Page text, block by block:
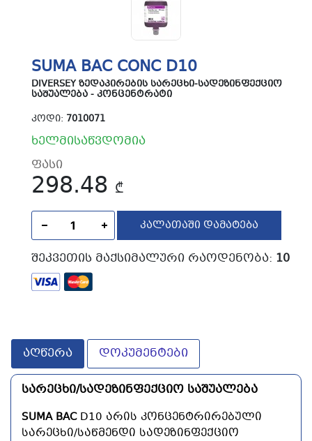
SUMA BAC CONC D10
DIVERSEY ᲖᲔᲓᲐᲞᲘᲠᲔᲑᲘᲡ ᲡᲐᲠᲔᲪᲮᲘ-ᲡᲐᲓᲔᲖᲘᲜᲤᲔᲥᲪᲘᲝ
ᲡᲐᲨᲣᲐᲚᲔᲑᲐ - ᲙᲝᲜᲪᲔᲜᲢᲠᲐᲢᲘ
ᲙᲝᲓᲘ: 7010071
ხელმისაწვდომია
ფასი
298.48 ₾
ᲙᲐᲚᲐᲗᲐᲨᲘ ᲓᲐᲛᲐᲢᲔᲑᲐ
ᲨᲔᲙᲕᲔᲗᲘᲡ ᲛᲐᲥᲡᲘᲛᲐᲚᲣᲠᲘ ᲠᲐᲝᲓᲔᲜᲝᲑᲐ: 10
აღწერა დოკუმენტები
ᲡᲐᲠᲔᲪᲮᲘ/ᲡᲐᲓᲔᲖᲘᲜᲤᲔᲥᲪᲘᲝ ᲡᲐᲨᲣᲐᲚᲔᲑᲐ
SUMA BACD10 ᲐᲠᲘᲡ ᲙᲝᲜᲪᲔᲜᲢᲠᲘᲠᲔᲑᲣᲚᲘ
ᲡᲐᲠᲔᲪᲮᲘ/ᲡᲐᲬᲛᲔᲜᲓᲘ ᲡᲐᲓᲔᲖᲘᲜᲤᲔᲥᲪᲘᲝ